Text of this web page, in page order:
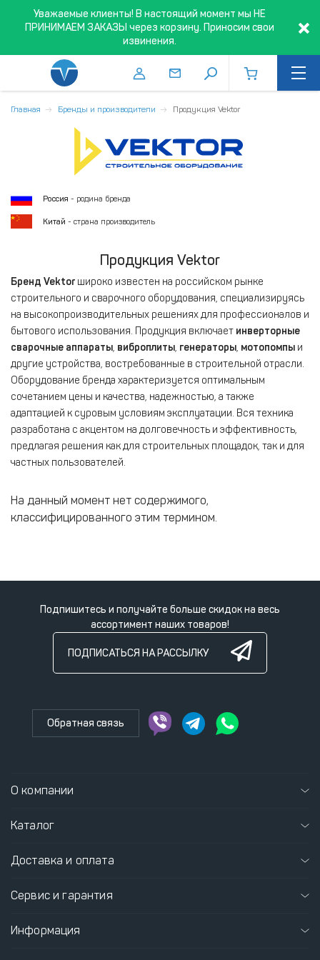
Уважаемые клиенты! В настоящий момент мы НЕ
ПРИНИМАЕМ ЗАКАЗЫ через корзину. Приносим свои
извинения.
Главная Бренды и производители Продукция Vektor
Россия - родина бренда
Китай - страна производитель
Продукция Vektor
Бренд Vektor широко известен на российском рынке
строительного и сварочного оборудования, специализируясь
на высокопроизводительных решениях для профессионалов и
бытового использования. Продукция включает инверторные
сварочные аппараты, виброплиты, генераторы, мотопомпы и
другие устройства, востребованные в строительной отрасли.
Оборудование бренда характеризуется оптимальным
сочетанием цены и качества, надежностью, а также
адаптацией к суровым условиям эксплуатации. Вся техника
разработана с акцентом на долговечность и эффективность,
предлагая решения как для строительных площадок, так и для
частных пользователей.
На данный момент нет содержимого,
классифицированного этим термином.
Подпишитесь и получайте больше скидок на весь
ассортимент наших товаров!
ПОДПИСАТЬСЯ НА РАССЫЛКУ
Обратная связь
О компании
Каталог
Доставка и оплата
Сервис и гарантия
Информация